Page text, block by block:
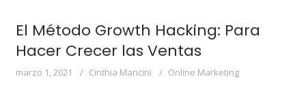
El Método Growth Hacking: Para
Hacer Crecer las Ventas
marzo 1, 2021 Cinthia Mancini Online Marketing